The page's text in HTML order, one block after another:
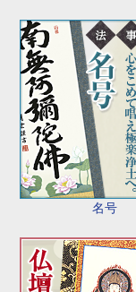
名号